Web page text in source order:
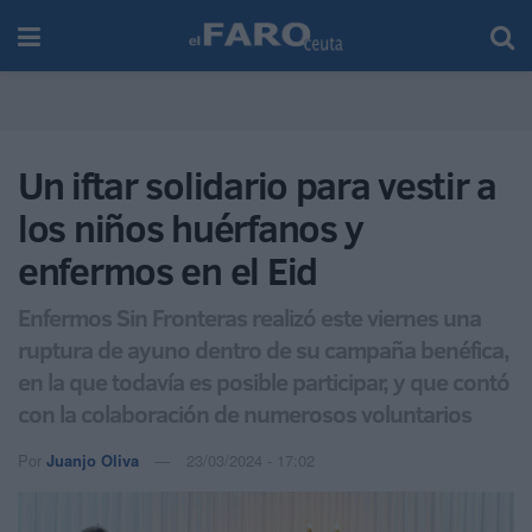
Un iftar solidario para vestir a
los niños huérfanos y
enfermos en el Eid
Enfermos Sin Fronteras realizó este viernes una
ruptura de ayuno dentro de su campaña benéfica,
en la que todavía es posible participar, y que contó
con la colaboración de numerosos voluntarios
Por Juanjo Oliva 23/03/2024 - 17:02